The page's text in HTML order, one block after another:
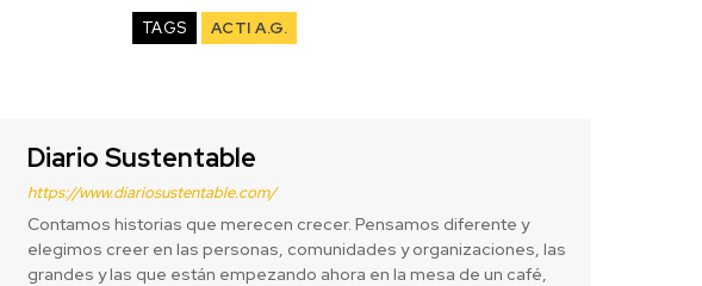
TAGS ACTI A.G.
Diario Sustentable
https://www.diariosustentable.com/
Contamos historias que merecen crecer. Pensamos diferente y
elegimos creer en las personas, comunidades y organizaciones, las
grandes y las que están empezando ahora en la mesa de un café,